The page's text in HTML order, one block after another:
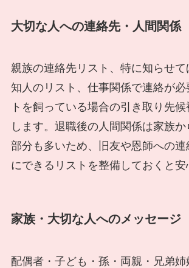
大切な人への連絡先・人間関係
親族の連絡先リスト、特に知らせて
知人のリスト、仕事関係で連絡が必
トを飼っている場合の引き取り先
します。退職後の人間関係は家族
部分も多いため、旧友や恩師への
にできるリストを整備しておくと安
家族・大切な人へのメッセージ
配偶者・子ども・孫・両親・兄弟